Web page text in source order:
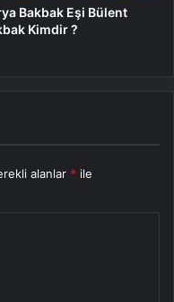
Bakbak Eşi Bülent
Kimdir ?
alanlar * ile